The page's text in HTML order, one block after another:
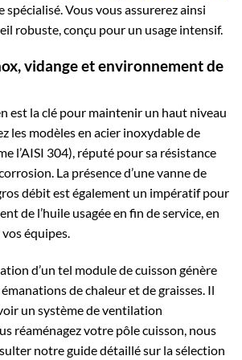
spécialisé. Vous vous assurerez ainsi
robuste, conçu pour un usage intensif.
vidange et environnement de
est la clé pour maintenir un haut niveau
les modèles en acier inoxydable de
l’AISI 304), réputé pour sa résistance
La présence d’une vanne de
débit est également un impératif pour
de l’huile usagée en fin de service, en
équipes.
d’un tel module de cuisson génère
de chaleur et de graisses. Il
un système de ventilation
réaménagez votre pôle cuisson, nous
notre guide détaillé sur la sélection